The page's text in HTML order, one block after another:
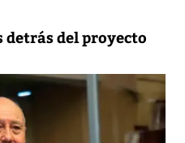
detrás del proyecto